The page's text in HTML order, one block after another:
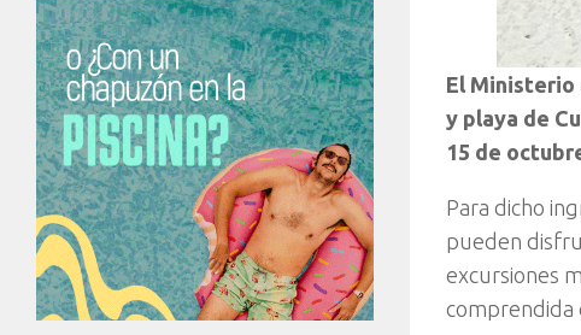
El Ministerio
y playa de
15 de
Para dicho
pueden
excursiones
comprendida